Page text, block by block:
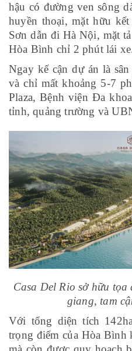
hậu có đường ven sông
huyền thoại, mặt hữu
Sơn dẫn đi Hà Nội, mặt
Hòa Bình chỉ 2 phút lái
Ngay kế cận dự án là
và chỉ mất khoảng 5-7
Plaza, Bệnh viện Đa
tỉnh, quảng trường và
Casa Del Rio sở hữu
giang, tam
Với tổng diện tích
trọng điểm của Hòa